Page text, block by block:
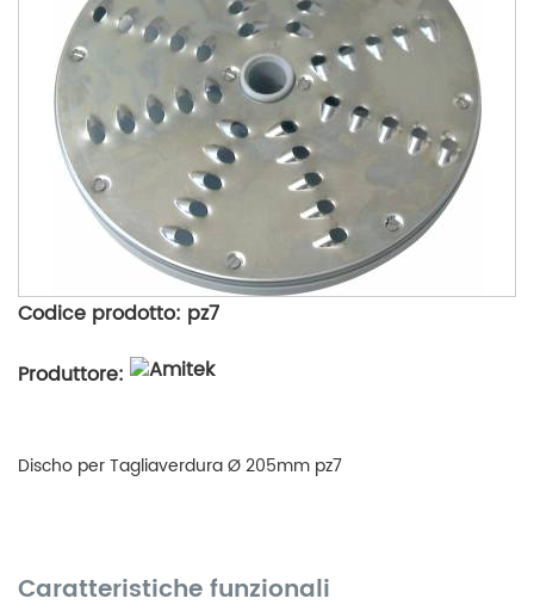
Codice prodotto: pz7
Produttore:
Discho per Tagliaverdura Ø 205mm pz7
Caratteristiche funzionali